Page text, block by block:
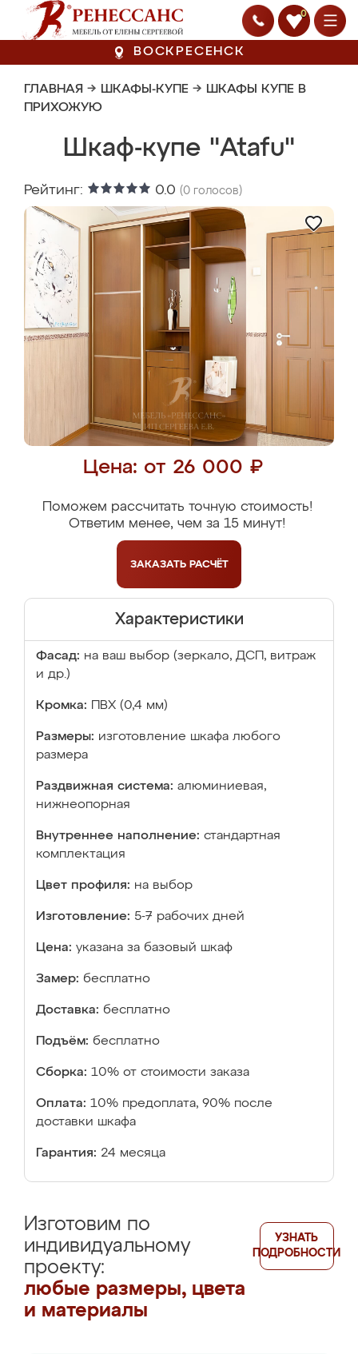
0
ВОСКРЕСЕНСК
ГЛАВНАЯ → ШКАФЫ-КУПЕ → ШКАФЫ КУПЕ В
ПРИХОЖУЮ
Шкаф-купе "Atafu"
Рейтинг: 0.0 (0 голосов)
Цена: от 26 000 ₽
Поможем рассчитать точную стоимость!
Ответим менее, чем за 15 минут!
ЗАКАЗАТЬ РАСЧЁТ
Характеристики
Фасад: на ваш выбор (зеркало, ДСП, витраж
и др.)
Кромка: ПВХ (0,4 мм)
Размеры: изготовление шкафа любого
размера
Раздвижная система: алюминиевая,
нижнеопорная
Внутреннее наполнение: стандартная
комплектация
Цвет профиля: на выбор
Изготовление: 5-7 рабочих дней
Цена: указана за базовый шкаф
Замер: бесплатно
Доставка: бесплатно
Подъём: бесплатно
Сборка: 10% от стоимости заказа
Оплата: 10% предоплата, 90% после
доставки шкафа
Гарантия: 24 месяца
Изготовим по
индивидуальному
проекту:
любые размеры, цвета
и материалы
УЗНАТЬ
ПОДРОБНОСТИ